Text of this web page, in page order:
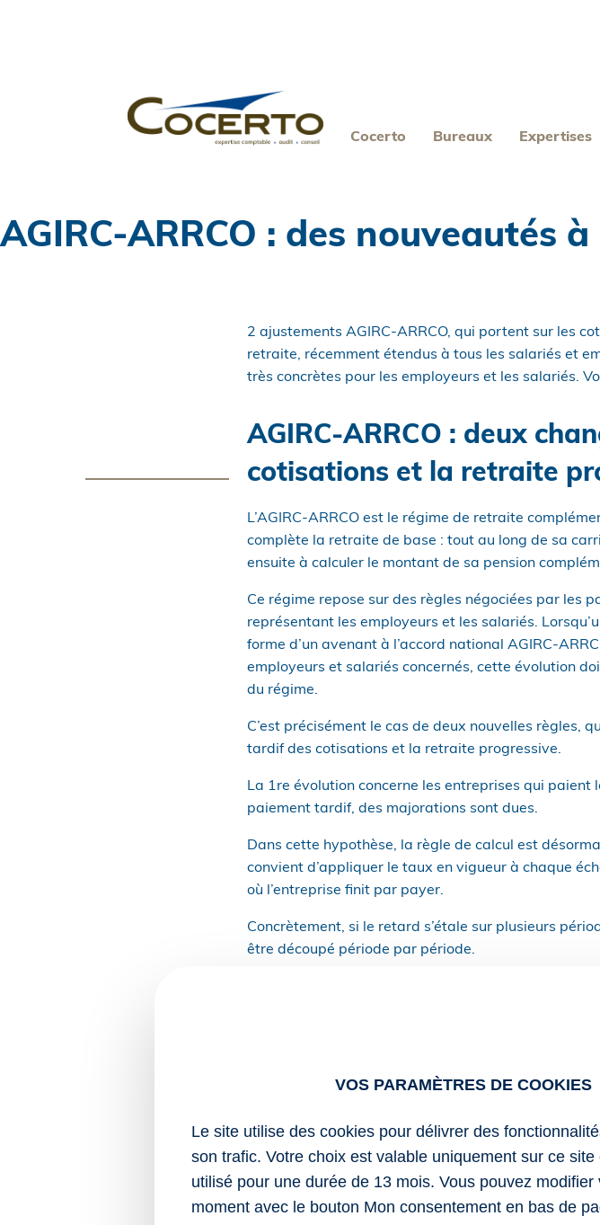
Cocerto Bureaux Expertises
AGIRC-ARRCO : des nouveautés
2 ajustements AGIRC-ARRCO, qui portent sur les
retraite, récemment étendus à tous les salariés et
très concrètes pour les employeurs et les salariés.
AGIRC-ARRCO : deux
cotisations et la retraite
L’AGIRC-ARRCO est le régime de retraite
complète la retraite de base : tout au long de sa
ensuite à calculer le montant de sa pension
Ce régime repose sur des règles négociées par les
représentant les employeurs et les salariés.
forme d’un avenant à l’accord national AGIRC-
employeurs et salariés concernés, cette évolution
du régime.
C’est précisément le cas de deux nouvelles règles,
tardif des cotisations et la retraite progressive.
La 1re évolution concerne les entreprises qui paient
paiement tardif, des majorations sont dues.
Dans cette hypothèse, la règle de calcul est
convient d’appliquer le taux en vigueur à chaque
où l’entreprise finit par payer.
Concrètement, si le retard s’étale sur plusieurs
être découpé période par période.
En pratique, ces changements intéressent
pénalités en cas de retard de cotisations devient
disposent d’un cadre harmonisé pour organiser
Sources :
VOS PARAMÈTRES DE COOKIES
Le site utilise des cookies pour délivrer des
son trafic. Votre choix est valable uniquement sur ce site
utilisé pour une durée de 13 mois. Vous pouvez
moment avec le bouton Mon consentement en bas de